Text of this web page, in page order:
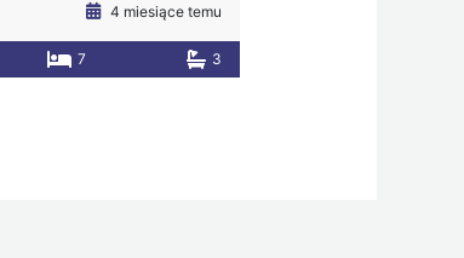
4 miesiące temu
7 3